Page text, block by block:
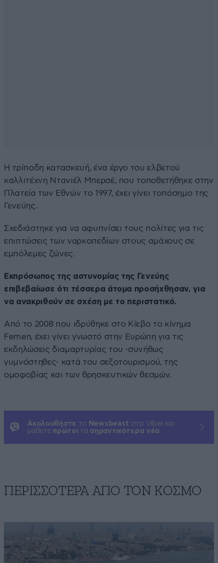
Η τρίποδη κατασκευή, ένα έργο του ελβετού
καλλιτέχνη Ντανιέλ Μπερσέ, που τοποθετήθηκε στην
Πλατεία των Εθνών το 1997, έχει γίνει τοπόσημο της
Γενεύης.
Σχεδιάστηκε για να αφυπνίσει τους πολίτες για τις
επιπτώσεις των ναρκοπεδίων στους αμάχους σε
εμπόλεμες ζώνες.
Εκπρόσωπος της αστυνομίας της Γενεύης
επιβεβαίωσε ότι τέσσερα άτομα προσήχθησαν, για
να ανακριθούν σε σχέση με το περιστατικό.
Από το 2008 που ιδρύθηκε στο Κίεβο το κίνημα
Femen, έχει γίνει γνωστό στην Ευρώπη για τις
εκδηλώσεις διαμαρτυρίας του -συνήθως
γυμνόστηθες- κατά του σεξοτουρισμού, της
ομοφοβίας και των θρησκευτικών θεσμών.
Ακολουθήστε το Newsbeast στο Viber και
μάθετε πρώτοι τα σημαντικότερα νέα
ΠΕΡΙΣΣΟΤΕΡΑ ΑΠΟ ΤΟΝ ΚΟΣΜΟ